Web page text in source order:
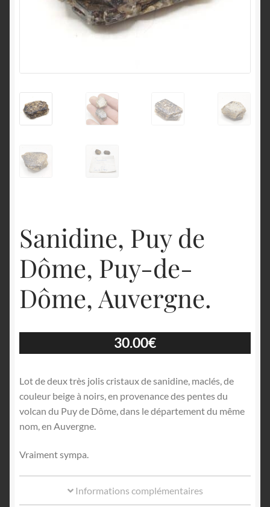
Sanidine, Puy de
Dôme, Puy-de-
Dôme, Auvergne.
30.00€
Lot de deux très jolis cristaux de sanidine, maclés, de
couleur beige à noirs, en provenance des pentes du
volcan du Puy de Dôme, dans le département du même
nom, en Auvergne.
Vraiment sympa.
Informations complémentaires